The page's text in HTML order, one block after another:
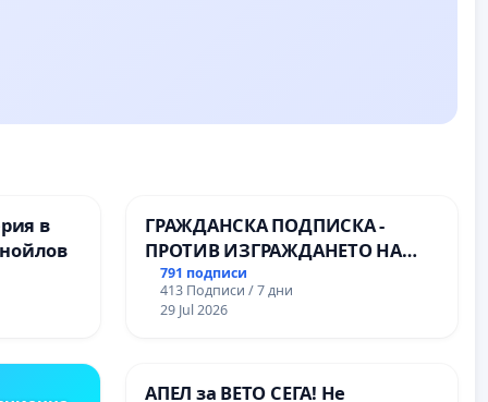
в
ГРАЖДАНСКА ПОДПИСКА -
ПРОТИВ ИЗГРАЖДАНЕТО НА
ВЪЖЕНА ЛИНИЯ (ЛИФТ) НА
ТЕРИТОРИЯТА НА ПРИРОДНА
ЗАБЕЛЕЖИТЕЛНОСТ „ХЪЛМ НА
791 подписи
413 Подписи / 7 дни
29 Jul 2026
АПЕЛ за ВЕТО СЕГА! Не